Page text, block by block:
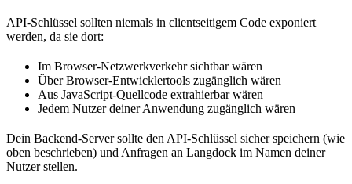
API-Schlüssel sollten niemals in clientseitigem Code exponiert
werden, da sie dort:
Im Browser-Netzwerkverkehr sichtbar wären
Über Browser-Entwicklertools zugänglich wären
Aus JavaScript-Quellcode extrahierbar wären
Jedem Nutzer deiner Anwendung zugänglich wären
Dein Backend-Server sollte den API-Schlüssel sicher speichern (wie
oben beschrieben) und Anfragen an Langdock im Namen deiner
Nutzer stellen.